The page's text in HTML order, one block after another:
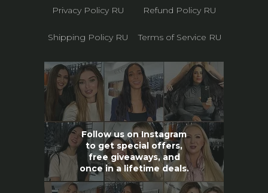
Privacy Policy RU
Refund Policy RU
Shipping Policy RU Terms of Service RU
Follow us on Instagram
to get special offers,
free giveaways, and
once in a lifetime deals.